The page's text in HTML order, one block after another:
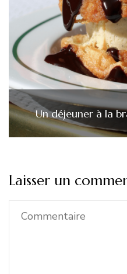
Un déjeuner à la
Laisser un